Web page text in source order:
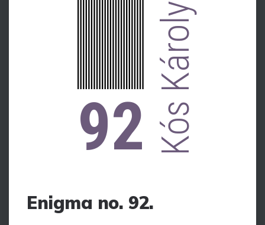
92 Kós Károly
Enigma no. 92.